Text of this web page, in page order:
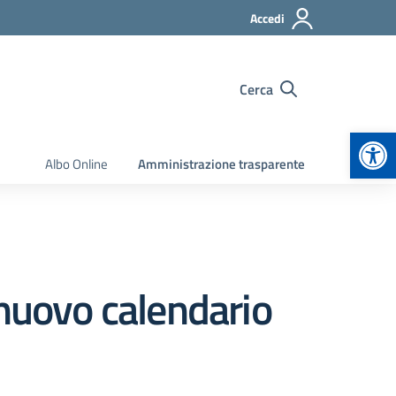
Accedi
Cerca
Albo Online Amministrazione trasparente
calendario